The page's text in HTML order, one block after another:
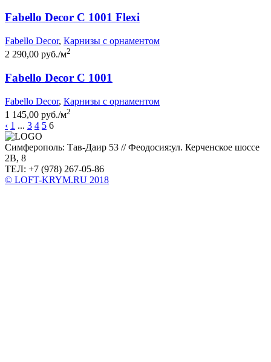
Fabello Decor C 1001 Flexi
Fabello Decor, Карнизы с орнаментом
2 290,00 руб./м2
Fabello Decor C 1001
Fabello Decor, Карнизы с орнаментом
1 145,00 руб./м2
‹ 1 ... 3 4 5 6
Симферополь: Тав-Даир 53 // Феодосия:ул. Керченское шоссе
2В, 8
ТЕЛ: +7 (978) 267-05-86
© LOFT-KRYM.RU 2018